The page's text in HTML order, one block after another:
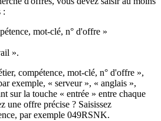
:
mot-clé, n° d'offre »
».
compétence, mot-clé, n° d'offre »,
exemple, « serveur », « anglais »,
sur la touche « entrée » entre chaque
une offre précise ? Saisissez
par exemple 049RSNK.